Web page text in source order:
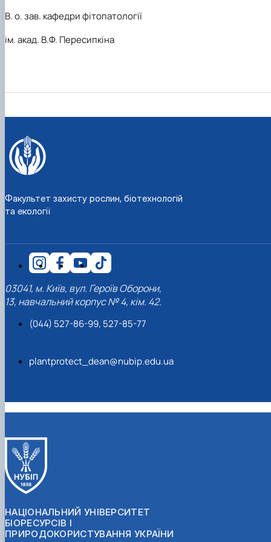
В. о. зав. кафедри фітопатології
ім. акад. В.Ф. Пересипкіна
Факультет захисту рослин, біотехнологій
та екології
03041, м. Київ, вул. Героїв Оборони,
13, навчальний корпус № 4, кім. 42.
(044) 527-86-99, 527-85-77
plantprotect_dean@nubip.edu.ua
НАЦІОНАЛЬНИЙ УНІВЕРСИТЕТ
БІОРЕСУРСІВ І
ПРИРОДОКОРИСТУВАННЯ УКРАЇНИ